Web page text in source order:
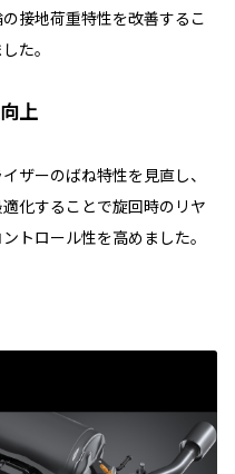
接地荷重特性を改善するこ
た。
上
ザーのばね特性を見直し、
化することで旋回時のリヤ
トロール性を高めました。